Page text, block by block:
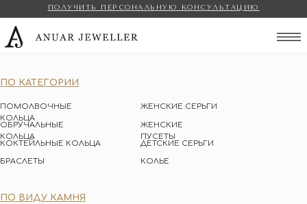
ПОЛУЧИТЬ ПЕРСОНАЛЬНУЮ КОНСУЛЬТАЦИЮ
ПО КАТЕГОРИИ
ПОМОЛВОЧНЫЕ
КОЛЬЦА
ОБРУЧАЛЬНЫЕ
КОЛЬЦА
ЖЕНСКИЕ СЕРЬГИ
КОКТЕЙЛЬНЫЕ КОЛЬЦА
ЖЕНСКИЕ
ПУСЕТЫ
ДЕТСКИЕ СЕРЬГИ
БРАСЛЕТЫ
КОЛЬЕ
ПО ВИДУ КАМНЯ